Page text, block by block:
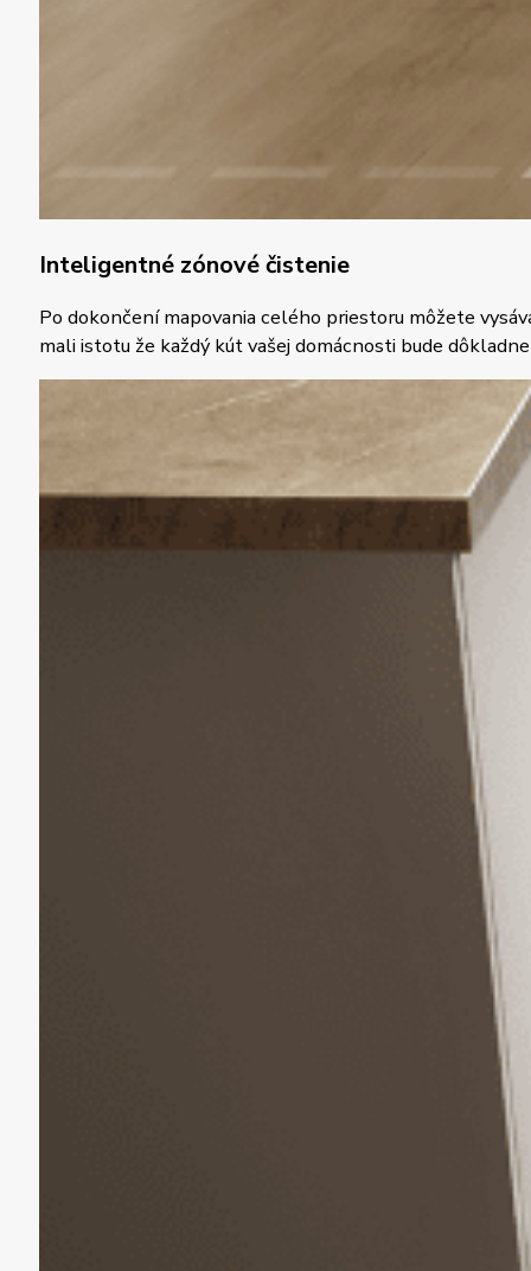
Inteligentné zónové čistenie
Po dokončení mapovania celého priestoru môžete
mali istotu že každý kút vašej domácnosti bude